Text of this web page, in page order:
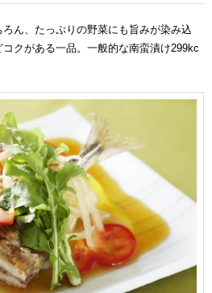
ん、たっぷりの野菜にも旨みが染み込
クがある一品。一般的な南蛮漬け299kc